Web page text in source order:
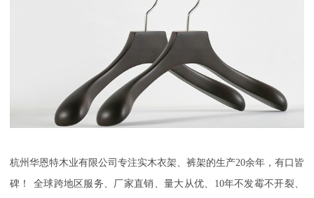
杭州华恩特木业有限公司 专注实木衣架、裤架的生产20余年，有口皆
碑！
全球跨地区服务、厂家直销、量大从优、 10年不发霉不开裂、